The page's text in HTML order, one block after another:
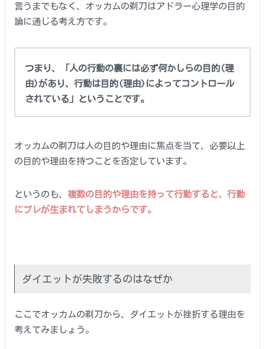
言うまでもなく、オッカムの剃刀はアドラー心理学の目的
論に通じる考え方です。
つまり、「人の行動の裏には必ず何かしらの目的(理
由)があり、行動は目的(理由)によってコントロール
されている」ということです。
オッカムの剃刀は人の目的や理由に焦点を当て、必要以上
の目的や理由を持つことを否定しています。
というのも、 複数の目的や理由を持って行動すると、行動
にブレが生まれてしまうからです。
ダイエットが失敗するのはなぜか
ここでオッカムの剃刀から、ダイエットが挫折する理由を
考えてみましょう。